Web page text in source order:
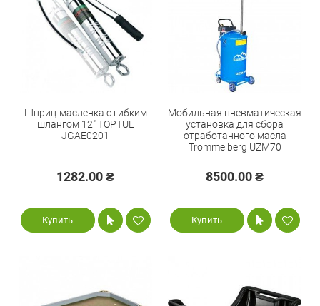
Шприц-масленка с гибким
шлангом 12" TOPTUL
JGAE0201
1282.00 ₴
Купить
Мобильная пневматическая
установка для сбора
отработанного масла
Trommelberg UZM70
8500.00 ₴
Купить